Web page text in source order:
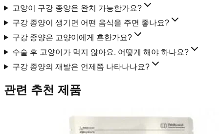
고양이 구강 종양은 완치 가능한가요?
구강 종양이 생기면 어떤 음식을 주면 좋나요?
구강 종양은 고양이에게 흔한가요?
수술 후 고양이가 먹지 않아요. 어떻게 해야 하나요?
구강 종양의 재발은 언제쯤 나타나나요?
관련 추천 제품